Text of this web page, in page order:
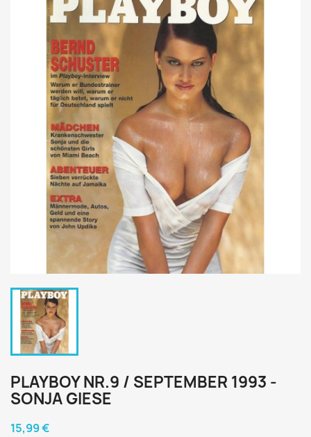
PLAYBOY NR.9 / SEPTEMBER 1993 -
SONJA GIESE
15,99 €